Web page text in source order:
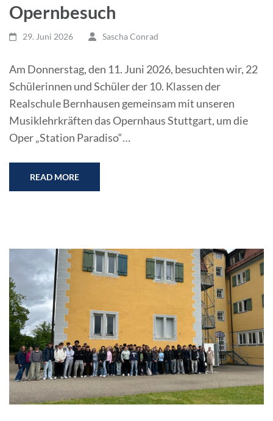
Opernbesuch
29. Juni 2026 Sascha Conrad
Am Donnerstag, den 11. Juni 2026, besuchten wir, 22
Schülerinnen und Schüler der 10. Klassen der
Realschule Bernhausen gemeinsam mit unseren
Musiklehrkräften das Opernhaus Stuttgart, um die
Oper „Station Paradiso“…
READ MORE